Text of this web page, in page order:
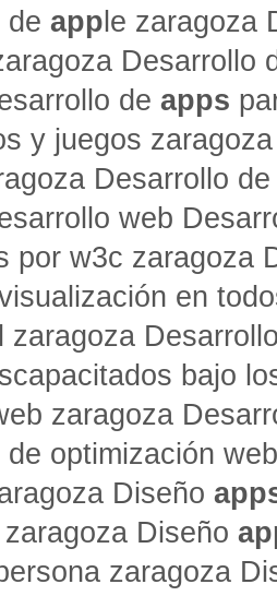
de app le zaragoza
Desarrollo
de apps
y juegos
Desarrollo
web
por w3c zaragoza
en
zaragoza
bajo
zaragoza
de optimización
Diseño app
Diseño
zaragoza